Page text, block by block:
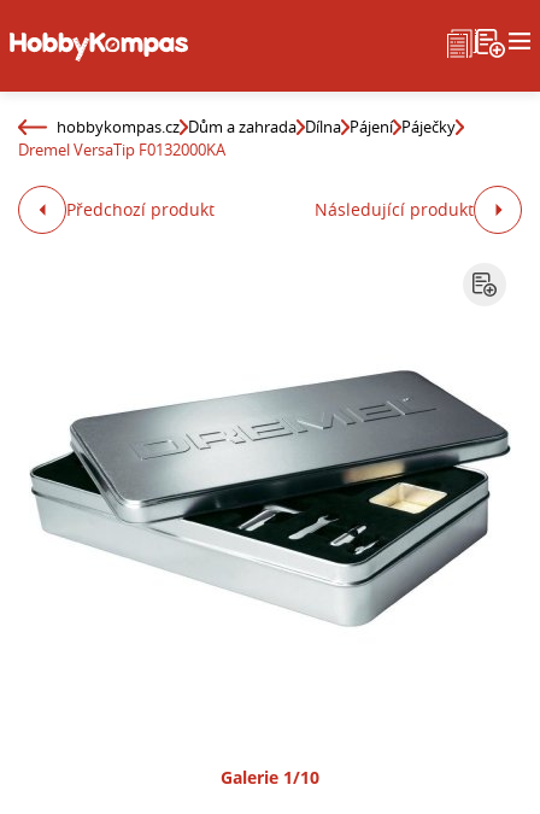
hobbykompas.cz Dům a zahrada Dílna Pájení Páječky
Dremel VersaTip F0132000KA
Předchozí produkt Následující produkt
Galerie 1/10